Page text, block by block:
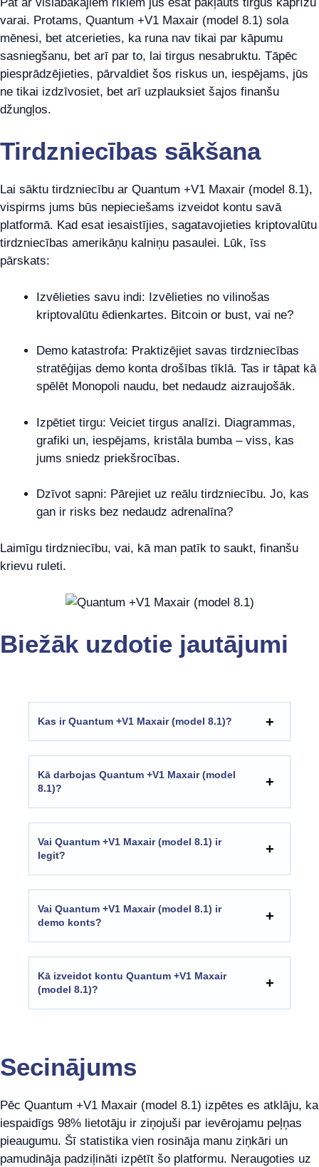
varai. Protams, Quantum +V1 Maxair (model 8.1) sola
mēnesi, bet atcerieties, ka runa nav tikai par kāpumu
sasniegšanu, bet arī par to, lai tirgus nesabruktu. Tāpēc
piesprādzējieties, pārvaldiet šos riskus un, iespējams, jūs
ne tikai izdzīvosiet, bet arī uzplauksiet šajos finanšu
džungļos.
Tirdzniecības sākšana
Lai sāktu tirdzniecību ar Quantum +V1 Maxair (model 8.1),
vispirms jums būs nepieciešams izveidot kontu savā
platformā. Kad esat iesaistījies, sagatavojieties kriptovalūtu
tirdzniecības amerikāņu kalniņu pasaulei. Lūk, īss
pārskats:
Izvēlieties savu indi: Izvēlieties no vilinošas
kriptovalūtu ēdienkartes. Bitcoin or bust, vai ne?
Demo katastrofa: Praktizējiet savas tirdzniecības
stratēģijas demo konta drošības tīklā. Tas ir tāpat kā
spēlēt Monopoli naudu, bet nedaudz aizraujošāk.
Izpētiet tirgu: Veiciet tirgus analīzi. Diagrammas,
grafiki un, iespējams, kristāla bumba – viss, kas
jums sniedz priekšrocības.
Dzīvot sapni: Pārejiet uz reālu tirdzniecību. Jo, kas
gan ir risks bez nedaudz adrenalīna?
Laimīgu tirdzniecību, vai, kā man patīk to saukt, finanšu
krievu ruleti.
Biežāk uzdotie jautājumi
Kas ir Quantum +V1 Maxair (model 8.1)?
Kā darbojas Quantum +V1 Maxair (model
8.1)?
Vai Quantum +V1 Maxair (model 8.1) ir
legit?
Vai Quantum +V1 Maxair (model 8.1) ir
demo konts?
Kā izveidot kontu Quantum +V1 Maxair
(model 8.1)?
Secinājums
Pēc Quantum +V1 Maxair (model 8.1) izpētes es atklāju, ka
iespaidīgs 98% lietotāju ir ziņojuši par ievērojamu peļņas
pieaugumu. Šī statistika vien rosināja manu ziņkāri un
pamudināja padziļināti izpētīt šo platformu. Neraugoties uz